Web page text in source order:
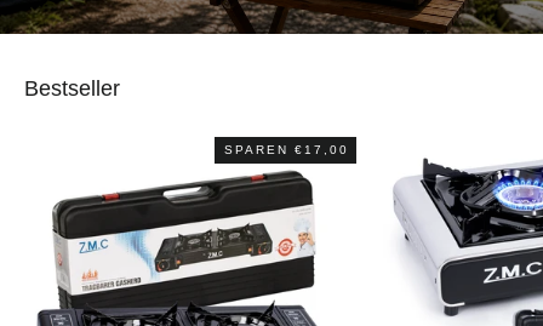
Bestseller
SPAREN €17,00